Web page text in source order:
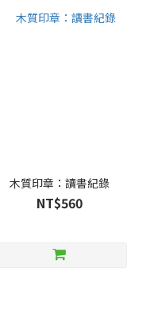
木質印章：讀書紀錄
NT$560